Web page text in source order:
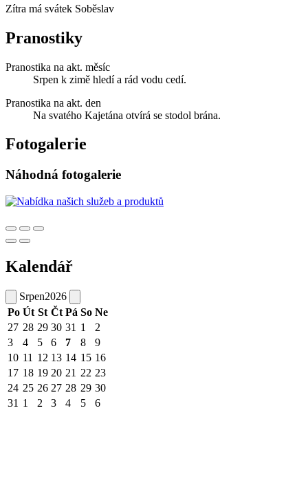
Zítra má svátek Soběslav
Pranostiky
Pranostika na akt. měsíc
Srpen k zimě hledí a rád vodu cedí.
Pranostika na akt. den
Na svatého Kajetána otvírá se stodol brána.
Fotogalerie
Náhodná fotogalerie
Kalendář
Srpen2026
Po Út St Čt Pá So Ne
27 28 29 30 31 1
2
3
4 5 6 7 8
9
10 11 12 13 14 15 16
17 18 19 20 21 22 23
24 25 26 27 28 29 30
31 1 2 3 4 5 6